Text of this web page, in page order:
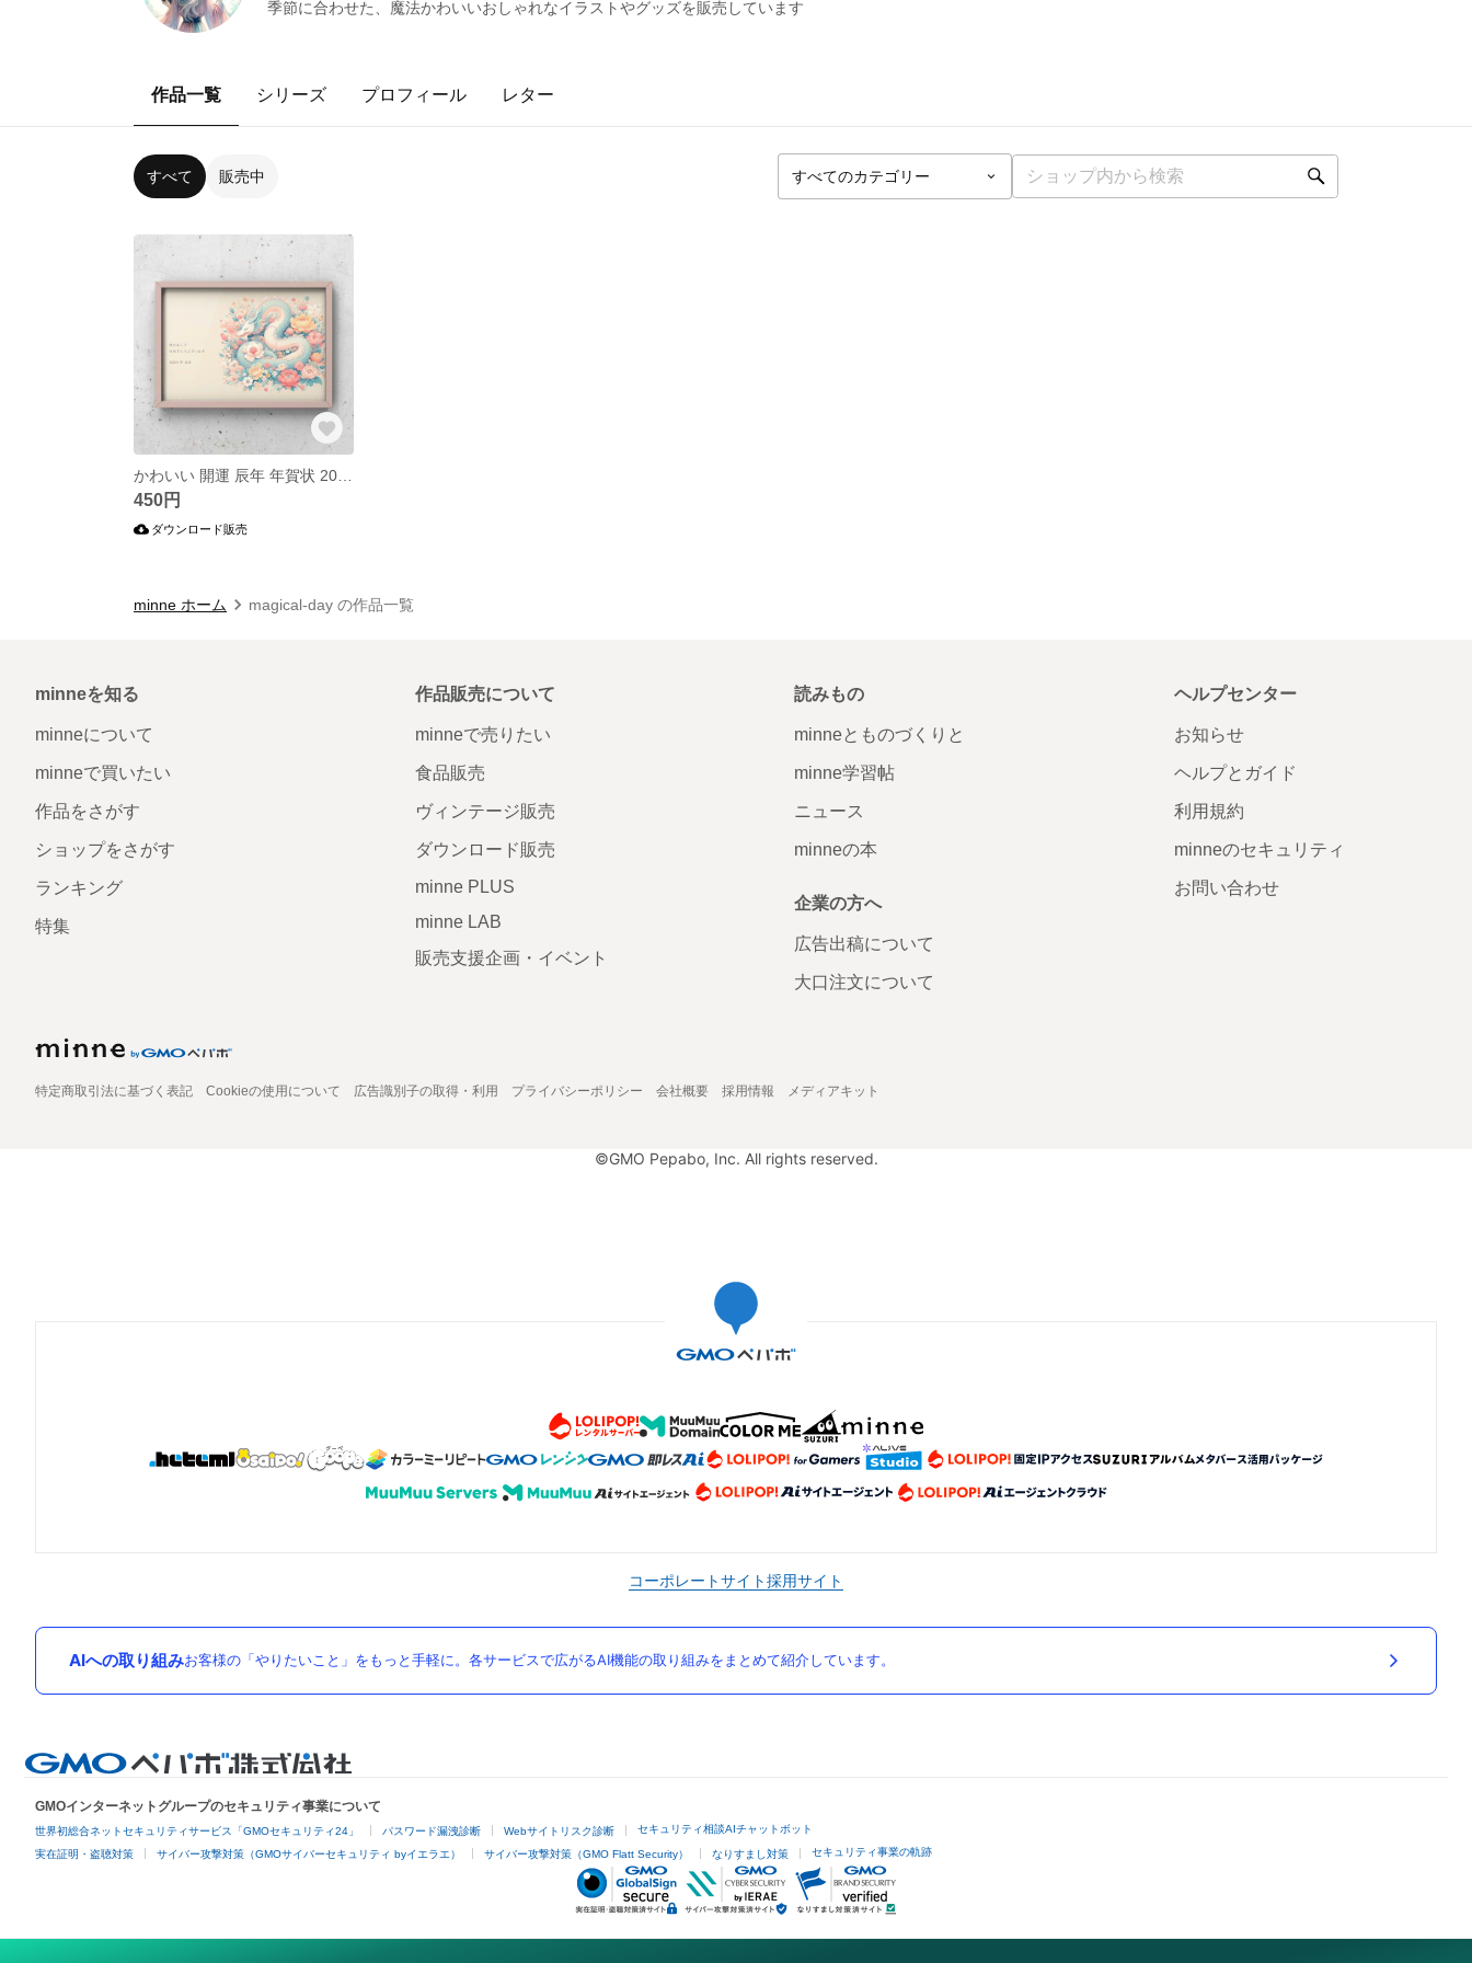
季節に合わせた、魔法かわいいおしゃれなイラストやグッズを販売しています
作品一覧 シリーズ プロフィール レター
すべて 販売中
450円
ダウンロード販売
minne ホーム magical-day の作品一覧
minneを知る
minneについて
minneで買いたい
作品をさがす
ショップをさがす
ランキング
特集
作品販売について
minneで売りたい
食品販売
ヴィンテージ販売
ダウンロード販売
minne PLUS
minne LAB
販売支援企画・イベント
読みもの
minneとものづくりと
minne学習帖
ニュース
minneの本
企業の方へ
広告出稿について
大口注文について
ヘルプセンター
お知らせ
ヘルプとガイド
利用規約
minneのセキュリティ
お問い合わせ
特定商取引法に基づく表記 Cookieの使用について 広告識別子の取得・利用 プライバシーポリシー 会社概要 採用情報 メディアキット
©GMO Pepabo, Inc. All rights reserved.
コーポレートサイト採用サイト
AIへの取り組みお客様の「やりたいこと」をもっと手軽に。各サービスで広がるAI機能の取り組みをまとめて紹介しています。
GMOインターネットグループのセキュリティ事業について
世界初総合ネットセキュリティサービス「GMOセキュリティ24」 パスワード漏洩診断 Webサイトリスク診断 セキュリティ相談AIチャットボット
実在証明・盗聴対策 サイバー攻撃対策（GMOサイバーセキュリティ byイエラエ） サイバー攻撃対策（GMO Flatt Security） なりすまし対策 セキュリティ事業の軌跡